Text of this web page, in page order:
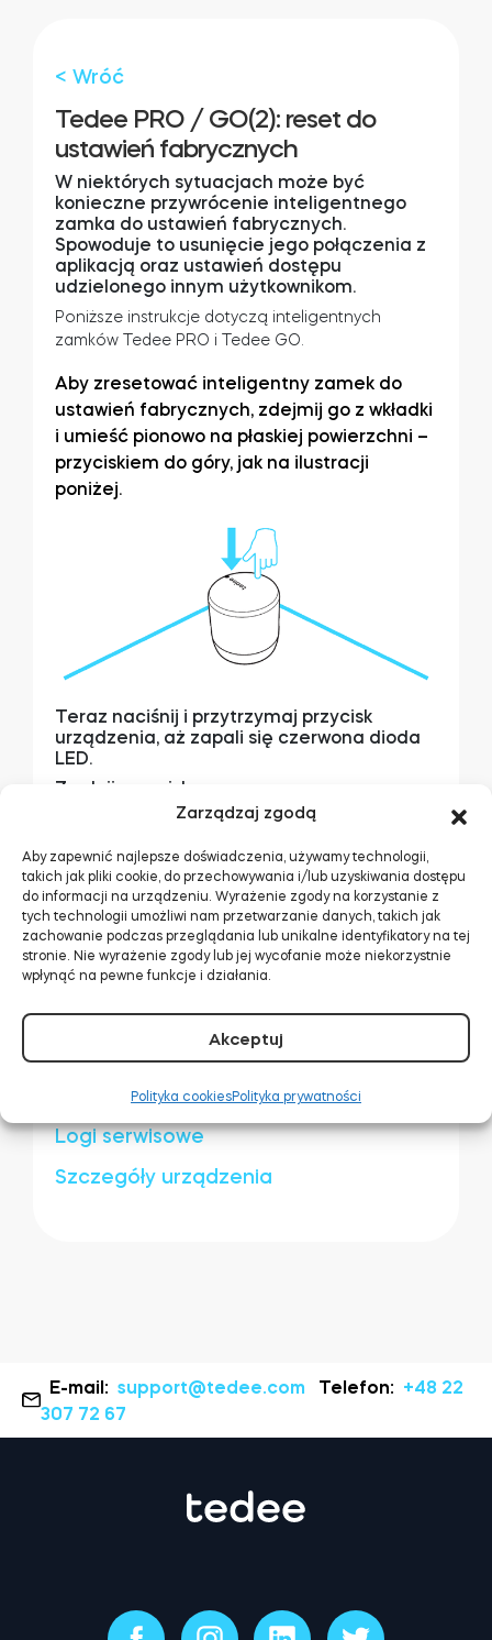
Zarządzaj zgodą
Aby zapewnić najlepsze doświadczenia, używamy technologii,
takich jak pliki cookie, do przechowywania i/lub uzyskiwania dostępu
do informacji na urządzeniu. Wyrażenie zgody na korzystanie z
tych technologii umożliwi nam przetwarzanie danych, takich jak
zachowanie podczas przeglądania lub unikalne identyfikatory na tej
stronie. Nie wyrażenie zgody lub jej wycofanie może niekorzystnie
wpłynąć na pewne funkcje i działania.
Akceptuj
Polityka cookiesPolityka prywatności
Dostępy do domu
Tedee Keypad PRO
Tedee Biometric Module
Moduł przekaźnikowy BleBox
Tedee Dry Contact
< Wróć
Tedee PRO / GO(2): reset do
ustawień fabrycznych
W niektórych sytuacjach może być
konieczne przywrócenie inteligentnego
zamka do ustawień fabrycznych.
Spowoduje to usunięcie jego połączenia z
aplikacją oraz ustawień dostępu
udzielonego innym użytkownikom.
Poniższe instrukcje dotyczą inteligentnych
zamków Tedee PRO i Tedee GO.
Aby zresetować inteligentny zamek do
ustawień fabrycznych, zdejmij go z wkładki
i umieść pionowo na płaskiej powierzchni –
przyciskiem do góry, jak na ilustracji
poniżej.
Teraz naciśnij i przytrzymaj przycisk
urządzenia, aż zapali się czerwona dioda
LED.
Zwolnij przycisk.
Gdy dioda LED trzykrotnie zaświeci na
do ustawień fabrycznych.
Urządzenie należy ponowniesparować z
aplikacją Tedee >>
Related articles:
Logi serwisowe
Szczegóły urządzenia
E-mail: support@tedee.com Telefon: +48 22
307 72 67